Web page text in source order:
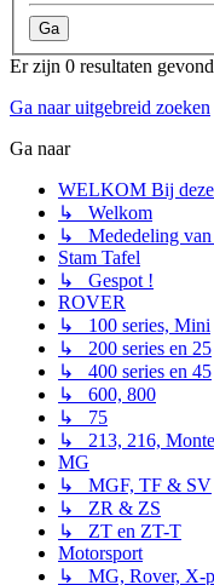
Er zijn 0 resultaten
Ga naar uitgebreid zoeken
Ga naar
WELKOM Bij
↳ Welkom
↳ Mededeling van
Stam Tafel
↳ Gespot !
ROVER
↳ 100 series, Mini
↳ 200 series en 25
↳ 400 series en 45
↳ 600, 800
↳ 75
↳ 213, 216,
MG
↳ MGF, TF & SV
↳ ZR & ZS
↳ ZT en ZT-T
Motorsport
↳ MG, Rover, X-